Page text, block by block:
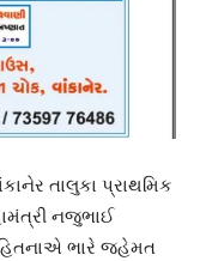
તાલુકા પ્રાથમિક
નજુભાઈ
ભારે જહેમત